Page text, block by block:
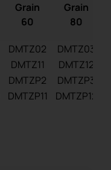
Grain
60
Grain
80
DMTZ02 DMTZ03
DMTZ11 DMTZ12
DMTZP2 DMTZP3
DMTZP11 DMTZP12